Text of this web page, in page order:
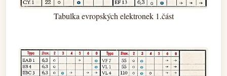
Tabulka evropských elektronek 1.část